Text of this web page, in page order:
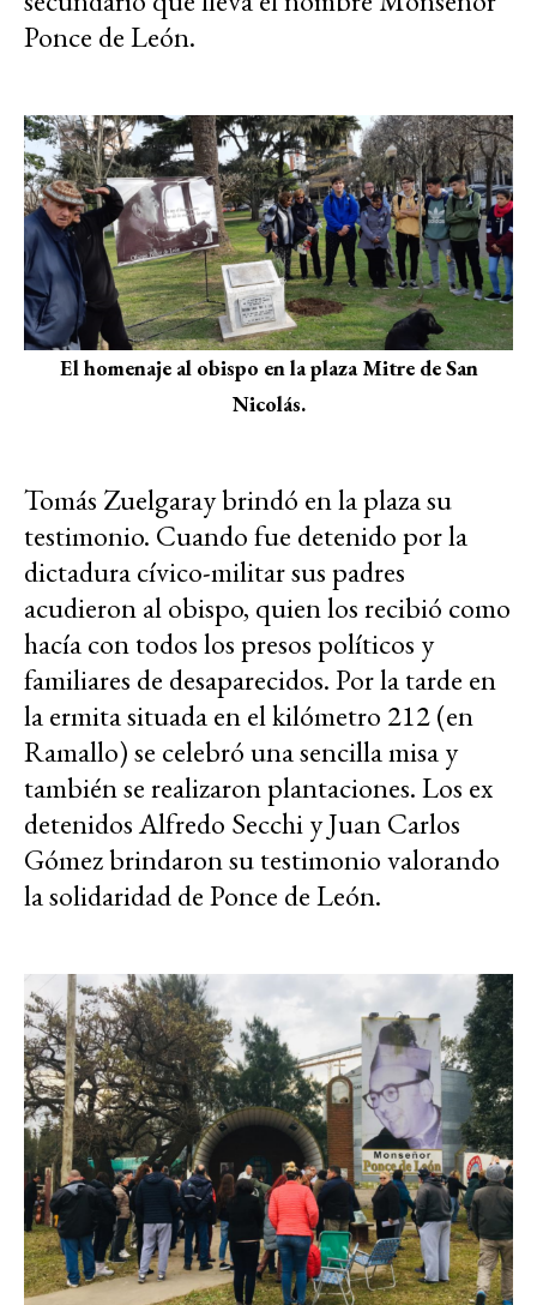
Ponce de León.
El homenaje al obispo en la plaza Mitre de San
Nicolás.
Tomás Zuelgaray brindó en la plaza su
testimonio. Cuando fue detenido por la
dictadura cívico-militar sus padres
acudieron al obispo, quien los recibió como
hacía con todos los presos políticos y
familiares de desaparecidos. Por la tarde en
la ermita situada en el kilómetro 212 (en
Ramallo) se celebró una sencilla misa y
también se realizaron plantaciones. Los ex
detenidos Alfredo Secchi y Juan Carlos
Gómez brindaron su testimonio valorando
la solidaridad de Ponce de León.